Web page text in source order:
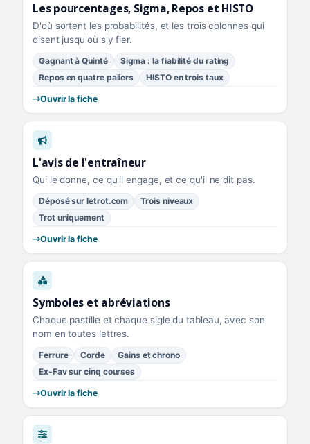
Les pourcentages, Sigma, Repos et HISTO
D'où sortent les probabilités, et les trois colonnes qui
disent jusqu'où s'y fier.
Gagnant à Quinté
Sigma : la fiabilité du rating
Repos en quatre paliers
HISTO en trois taux
Ouvrir la fiche
L'avis de l'entraîneur
Qui le donne, ce qu'il engage, et ce qu'il ne dit pas.
Déposé sur letrot.com
Trois niveaux
Trot uniquement
Ouvrir la fiche
Symboles et abréviations
Chaque pastille et chaque sigle du tableau, avec son
nom en toutes lettres.
Ferrure Corde
Gains et chrono
Ex-Fav sur cinq courses
Ouvrir la fiche